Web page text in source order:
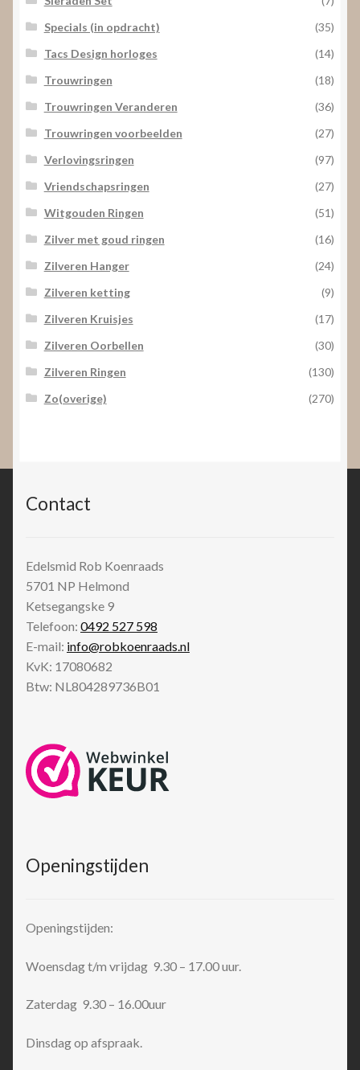
Specials (in opdracht)
(35)
Tacs Design horloges
(14)
Trouwringen
(18)
Trouwringen Veranderen
(36)
Trouwringen voorbeelden
(27)
Verlovingsringen
(97)
Vriendschapsringen
(27)
Witgouden Ringen
(51)
Zilver met goud ringen
(16)
Zilveren Hanger
(24)
Zilveren ketting
(9)
Zilveren Kruisjes
(17)
Zilveren Oorbellen
(30)
Zilveren Ringen
(130)
Zo(overige)
(270)
Contact
Edelsmid Rob Koenraads
5701 NP Helmond
Ketsegangske 9
Telefoon: 0492 527 598
E-mail: info@robkoenraads.nl
KvK: 17080682
Btw: NL804289736B01
Openingstijden
Openingstijden:
Woensdag t/m vrijdag 9.30 – 17.00 uur.
Zaterdag 9.30 – 16.00uur
Dinsdag op afspraak.